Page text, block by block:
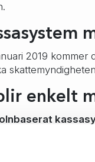
2019
enkelt
i alla säljkanaler,